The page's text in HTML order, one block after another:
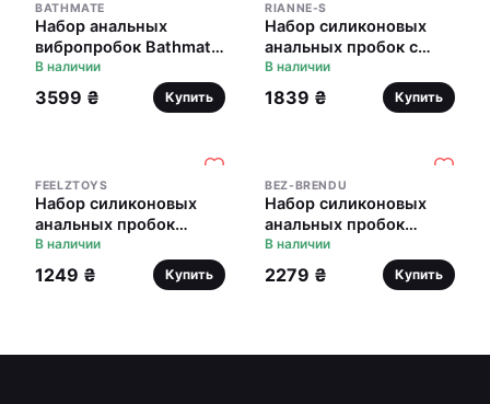
BATHMATE
Набор анальных
вибропробок Bathmate
Anal Training Plugs
VIBE, диаметр 2,5см -
3,1см - 3,8см
В наличии
3599 ₴ Купить
RIANNE-S
Набор силиконовых
анальных пробок с
кристаллом Rianne S:
Booty Plug Set Black,
диаметр 3,2см, 3,5см,
В наличии
1839 ₴ Купить
FEELZTOYS
Набор силиконовых
анальных пробок
FeelzToys - Bibi Butt
Plug Set 3 pcs Black
В наличии
1249 ₴ Купить
BEZ-BRENDU
Набор силиконовых
анальных пробок
Panthra - Kesia
В наличии
2279 ₴ Купить